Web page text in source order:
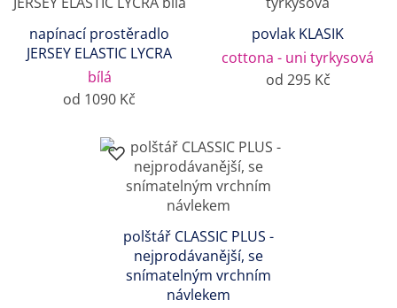
napínací prostěradlo
JERSEY ELASTIC LYCRA
bílá
od 1090 Kč
povlak KLASIK
cottona - uni tyrkysová
od 295 Kč
polštář CLASSIC PLUS -
nejprodávanější, se
snímatelným vrchním
návlekem